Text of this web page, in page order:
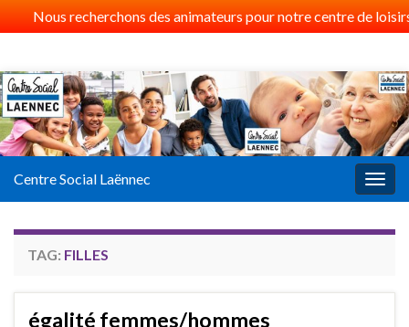
Nous recherchons des animateurs pour notre centre de
Centre Social Laënnec
TAG: FILLES
égalité femmes/hommes